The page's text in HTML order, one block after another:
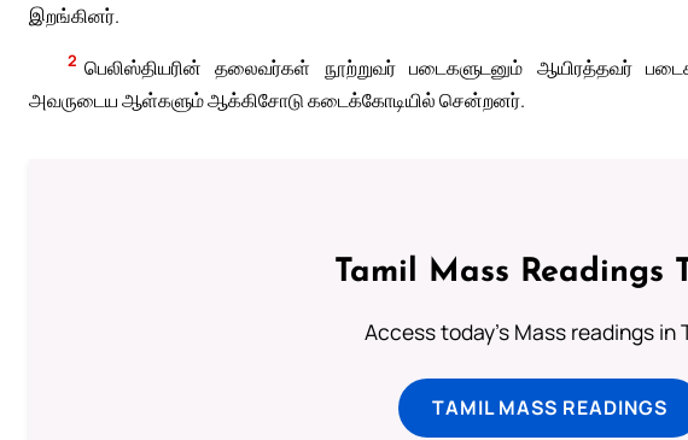
இறங்கினர்.
2 பெலிஸ்தியரின் தலைவர்கள் நூற்றுவர் படைகளுடனும் ஆயிரத்தவர்
அவருடைய ஆள்களும் ஆக்கிசோடு கடைக்கோடியில் சென்றனர்.
Tamil Mass Readings
Access today's Mass readings in
TAMIL MASS READINGS